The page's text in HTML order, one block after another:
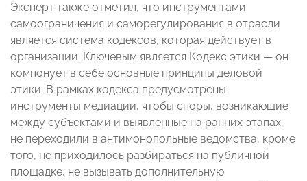
Эксперт также отметил, что инструментами
самоограничения и саморегулирования в отрасли
является система кодексов, которая действует в
организации. Ключевым является Кодекс этики — он
компонует в себе основные принципы деловой
этики. В рамках кодекса предусмотрены
инструменты медиации, чтобы споры, возникающие
между субъектами и выявленные на ранних этапах,
не переходили в антимонопольные ведомства, кроме
того, не приходилось разбираться на публичной
площадке, не вызывать дополнительную